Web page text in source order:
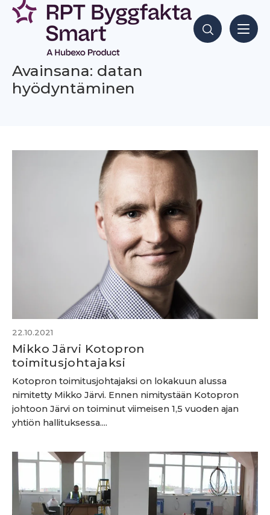
Siirry
sisältöön
Hae sisältöjä
Avainsana: datan
hyödyntäminen
22.10.2021
Mikko Järvi Kotopron
toimitusjohtajaksi
Kotopron toimitusjohtajaksi on lokakuun alussa
nimitetty Mikko Järvi. Ennen nimitystään Kotopron
johtoon Järvi on toiminut viimeisen 1,5 vuoden ajan
yhtiön hallituksessa....